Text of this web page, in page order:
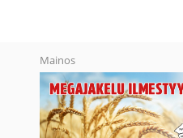
Mainos